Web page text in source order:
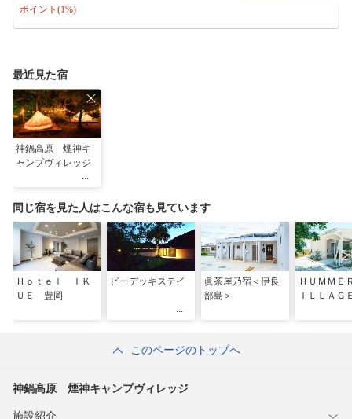
ポイント(1%)
最近見た宿
神鍋高原 煙神キ
ャンプヴィレッジ
同じ宿を見た人はこんな宿も見ています
Ｈｏｔｅｌ ＩＫ
ＵＥ 豊岡
ビーデッキステイ
眞茶屋乃宿＜伊良
部島＞
ＨＵＭＭ
ＩＬＬＡＧ
このページのトップへ
神鍋高原 煙神キャンプヴィレッジ
施設紹介